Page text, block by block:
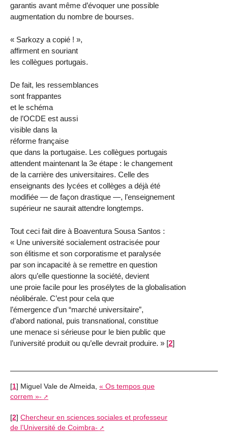
garantis avant même d’évoquer une possible
augmentation du nombre de bourses.
« Sarkozy a copié ! »,
affirment en souriant
les collègues portugais.
De fait, les ressemblances
sont frappantes
et le schéma
de l’OCDE est aussi
visible dans la
réforme française
que dans la portugaise. Les collègues portugais
attendent maintenant la 3e étape : le changement
de la carrière des universitaires. Celle des
enseignants des lycées et collèges a déjà été
modifiée — de façon drastique —, l’enseignement
supérieur ne saurait attendre longtemps.
Tout ceci fait dire à Boaventura Sousa Santos :
« Une université socialement ostracisée pour
son élitisme et son corporatisme et paralysée
par son incapacité à se remettre en question
alors qu’elle questionne la société, devient
une proie facile pour les prosélytes de la globalisation
néolibérale. C’est pour cela que
l’émergence d’un “marché universitaire”,
d’abord national, puis transnational, constitue
une menace si sérieuse pour le bien public que
l’université produit ou qu’elle devrait produire. » [2]
[1] Miguel Vale de Almeida, « Os tempos que
correm »-
[2] Chercheur en sciences sociales et professeur
de l’Université de Coimbra-